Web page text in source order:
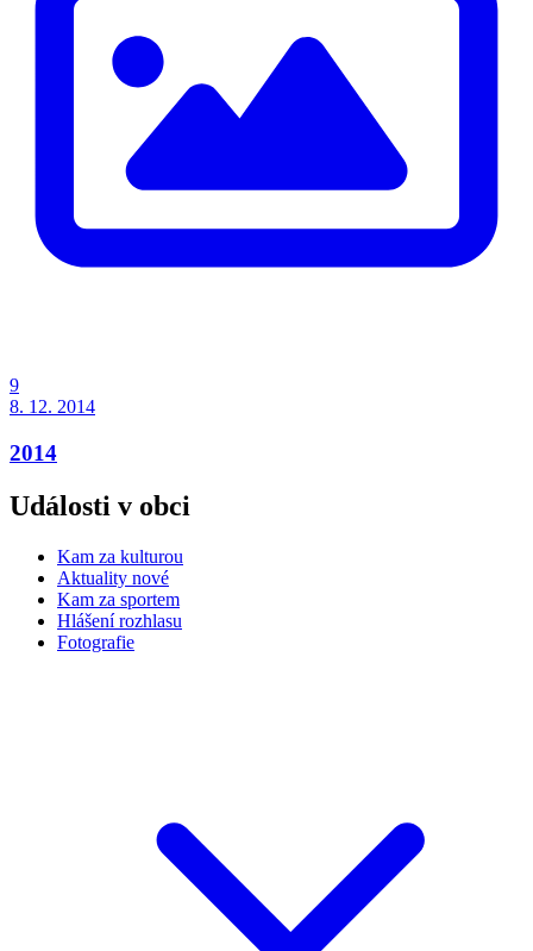
9
8. 12. 2014
2014
Události v obci
Kam za kulturou
Aktuality nové
Kam za sportem
Hlášení rozhlasu
Fotografie